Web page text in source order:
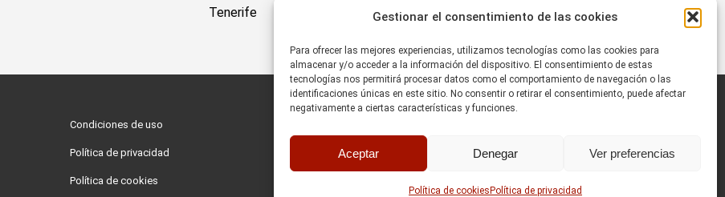
Gestionar el consentimiento de las cookies
Para ofrecer las mejores experiencias, utilizamos tecnologías como las cookies para
almacenar y/o acceder a la información del dispositivo. El consentimiento de estas
tecnologías nos permitirá procesar datos como el comportamiento de navegación o las
identificaciones únicas en este sitio. No consentir o retirar el consentimiento, puede afectar
negativamente a ciertas características y funciones.
Aceptar Denegar Ver preferencias
Política de cookies Política de privacidad
Tenerife
Condiciones de uso
Política de privacidad
Política de cookies